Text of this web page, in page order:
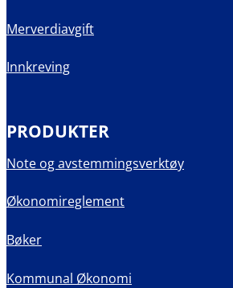
Merverdiavgift
Innkreving
PRODUKTER
Note og avstemmingsverktøy
Økonomireglement
Bøker
Kommunal Økonomi